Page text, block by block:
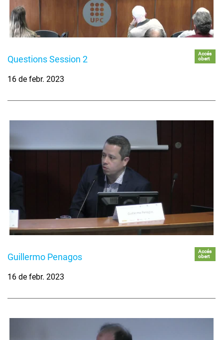
Questions Session 2
Accés
obert
16 de febr. 2023
Guillermo Penagos
Accés
obert
16 de febr. 2023